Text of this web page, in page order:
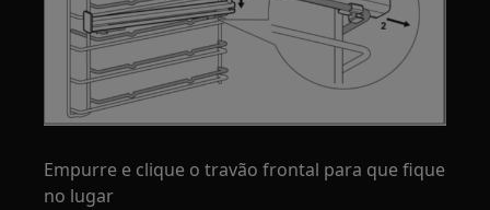
Empurre e clique o travão frontal para que fique
no lugar